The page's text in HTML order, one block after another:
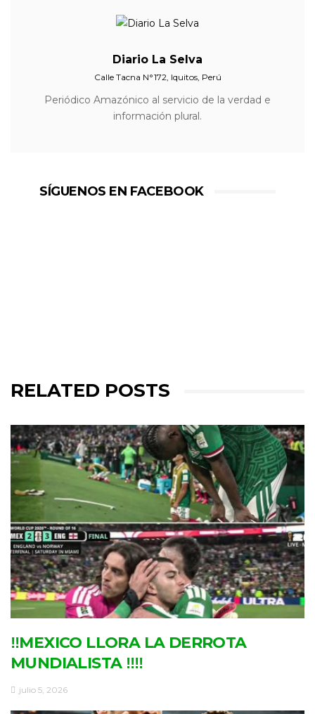
Diario La Selva
Calle Tacna N°172, Iquitos, Perú
Periódico Amazónico al servicio de la verdad e
información plural.
SÍGUENOS EN FACEBOOK
RELATED POSTS
‼MEXICO LLORA LA DERROTA
MUNDIALISTA ‼‼
julio 5, 2026